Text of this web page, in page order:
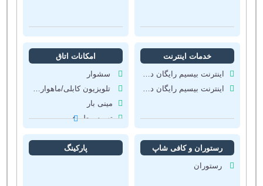
خدمات اینترنت
اینترنت بیسیم رایگان در لابی
اینترنت بیسیم رایگان در اتاقها
امکانات اتاق
سشوار
تلویزیون کابلی/ماهواره‌ای
مینی بار
تهویه مطبوع
رستوران و کافی شاپ
رستوران
پارکینگ